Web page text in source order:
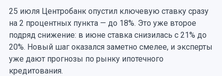
25 июля Центробанк опустил ключевую ставку сразу
на 2 процентных пункта — до 18%. Это уже второе
подряд снижение: в июне ставка снизилась с 21% до
20%. Новый шаг оказался заметно смелее, и эксперты
уже дают прогнозы по рынку ипотечного
кредитования.